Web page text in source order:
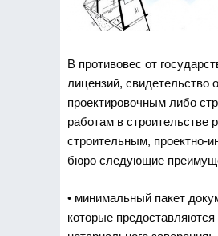
В противовес от
лицензий, свидетельство
проектировочным либо
работам в строительстве
строительным, проектно-
бюро следующие
• минимальный пакет
которые предоставляются